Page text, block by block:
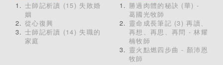
士師記析讀 (15) 失敗婚
姻
從心復興
士師記析讀 (14) 失職的
家庭
勝過肉體的秘訣 (華) -
葛國光牧師
靈命成長筆記 (3) 再讀、
再想、再思、再問 - 林耀
楠牧師
靈火點燃四步曲 - 顏沛恩
牧師